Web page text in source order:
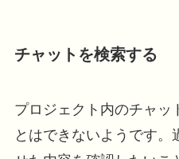
チャットを検索する
プロジェクト内のチャッ
とはできないようです。